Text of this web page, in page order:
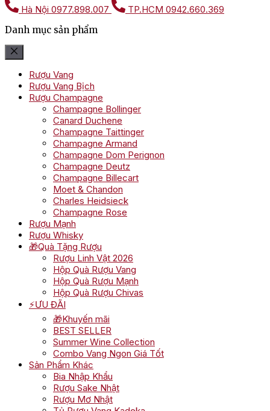
Hà Nội 0977.898.007 TP.HCM 0942.660.369
Danh mục sản phẩm
Rượu Vang
Rượu Vang Bịch
Rượu Champagne
Champagne Bollinger
Canard Duchene
Champagne Taittinger
Champagne Armand
Champagne Dom Perignon
Champagne Deutz
Champagne Billecart
Moet & Chandon
Charles Heidsieck
Champagne Rose
Rượu Mạnh
Rượu Whisky
🎁Quà Tặng Rượu
Rượu Linh Vật 2026
Hộp Quà Rượu Vang
Hộp Quà Rượu Mạnh
Hộp Quà Rượu Chivas
⚡ƯU ĐÃI
🎁Khuyến mãi
BEST SELLER
Summer Wine Collection
Combo Vang Ngon Giá Tốt
Sản Phẩm Khác
Bia Nhập Khẩu
Rượu Sake Nhật
Rượu Mơ Nhật